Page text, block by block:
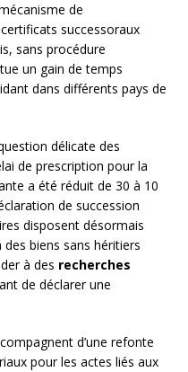
de
successoraux
sans procédure
un gain de temps
dans différents pays de
délicate des
de prescription pour la
a été réduit de 30 à 10
de succession
disposent désormais
des biens sans héritiers
à des recherches
de déclarer une
d’une refonte
pour les actes liés aux